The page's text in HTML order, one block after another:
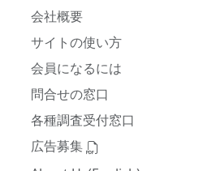
会社概要
サイトの使い方
会員になるには
問合せの窓口
各種調査受付窓口
広告募集